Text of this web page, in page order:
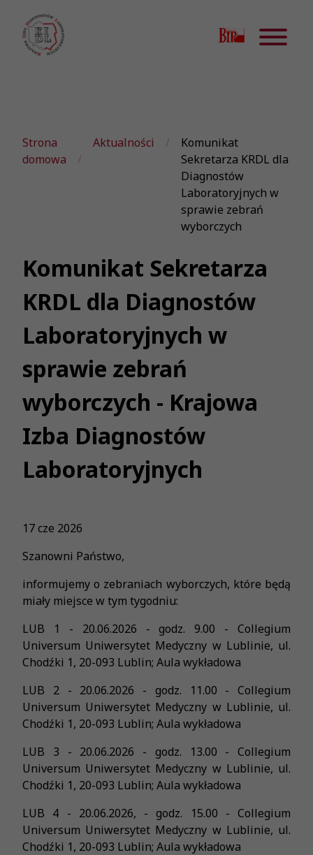
Strona
domowa
Aktualności
Komunikat
Sekretarza KRDL dla
Diagnostów
Laboratoryjnych w
sprawie zebrań
wyborczych
Komunikat Sekretarza
KRDL dla Diagnostów
Laboratoryjnych w
sprawie zebrań
wyborczych - Krajowa
Izba Diagnostów
Laboratoryjnych
17 cze 2026
Szanowni Państwo,
informujemy o zebraniach wyborczych, które będą
miały miejsce w tym tygodniu:
LUB 1 - 20.06.2026 - godz. 9.00 - Collegium
Universum Uniwersytet Medyczny w Lublinie, ul.
Chodźki 1, 20-093 Lublin; Aula wykładowa
LUB 2 - 20.06.2026 - godz. 11.00 - Collegium
Universum Uniwersytet Medyczny w Lublinie, ul.
Chodźki 1, 20-093 Lublin; Aula wykładowa
LUB 3 - 20.06.2026 - godz. 13.00 - Collegium
Universum Uniwersytet Medyczny w Lublinie, ul.
Chodźki 1, 20-093 Lublin; Aula wykładowa
LUB 4 - 20.06.2026, - godz. 15.00 - Collegium
Universum Uniwersytet Medyczny w Lublinie, ul.
Chodźki 1, 20-093 Lublin; Aula wykładowa